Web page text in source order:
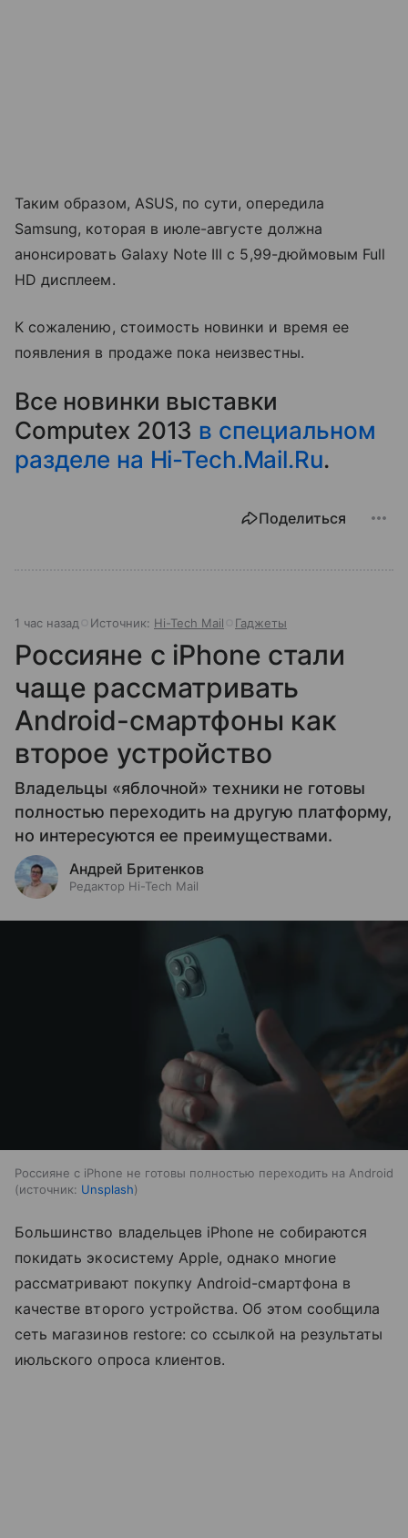
Таким образом, ASUS, по сути, опередила
Samsung, которая в июле-августе должна
анонсировать Galaxy Note III с 5,99-дюймовым Full
HD дисплеем.
К сожалению, стоимость новинки и время ее
появления в продаже пока неизвестны.
Все новинки выставки
Computex 2013 в специальном
разделе на Hi-Tech.Mail.Ru.
Поделиться
1 час назад Источник: Hi-Tech Mail Гаджеты
Россияне с iPhone стали
чаще рассматривать
Android-смартфоны как
второе устройство
Владельцы «яблочной» техники не готовы
полностью переходить на другую платформу,
но интересуются ее преимуществами.
Андрей Бритенков
Редактор Hi-Tech Mail
Россияне с iPhone не готовы полностью переходить на Android
источник: Unsplash
Большинство владельцев iPhone не собираются
покидать экосистему Apple, однако многие
рассматривают покупку Android-смартфона в
качестве второго устройства. Об этом сообщила
сеть магазинов restore: со ссылкой на результаты
июльского опроса клиентов.